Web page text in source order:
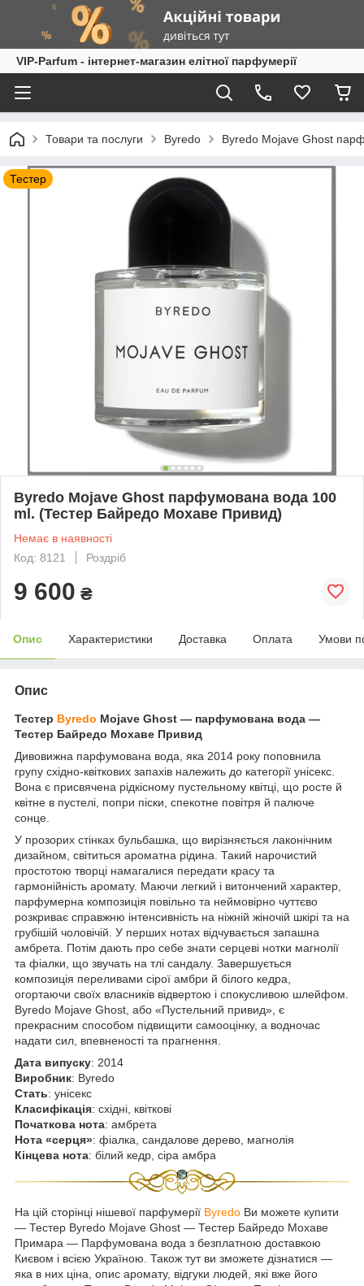
VIP-Parfum - інтернет-магазин елітної парфумерії
Товари та послуги Byredo Byredo Mojave Ghost
Тестер
Byredo Mojave Ghost парфумована вода 100
ml. (Тестер Байредо Мохаве Привид)
Немає в наявності
Код: 8121
Роздріб
9 600 ₴
Опис Характеристики Доставка Оплата Умови
Опис
Тестер Byredo Mojave Ghost — парфумована вода —
Тестер Байредо Мохаве Привид
Дивовижна парфумована вода, яка 2014 року поповнила
групу східно-квіткових запахів належить до категорії унісекс.
Вона є присвячена рідкісному пустельному квітці, що росте й
квітне в пустелі, попри піски, спекотне повітря й палюче
сонце.
У прозорих стінках бульбашка, що вирізняється лаконічним
дизайном, світиться ароматна рідина. Такий нарочистий
простотою творці намагалися передати красу та
гармонійність аромату. Маючи легкий і витончений характер,
парфумерна композиція повільно та неймовірно чуттєво
розкриває справжню інтенсивність на ніжній жіночій шкірі та на
грубішій чоловічій. У перших нотах відчувається запашна
амбрета. Потім дають про себе знати серцеві нотки магнолії
та фіалки, що звучать на тлі сандалу. Завершується
композиція переливами сірої амбри й білого кедра,
огортаючи своїх власників відвертою і спокусливою шлейфом.
Byredo Mojave Ghost, або «Пустельний привид», є
прекрасним способом підвищити самооцінку, а водночас
надати сил, впевненості та прагнення.
Дата випуску: 2014
Виробник: Byredo
Стать: унісекс
Класифікація: східні, квіткові
Початкова нота: амбрета
Нота «серця»: фіалка, сандалове дерево, магнолія
Кінцева нота: білий кедр, сіра амбра
На цій сторінці нішевої парфумерії Byredo Ви можете купити
― Тестер Byredo Mojave Ghost ― Тестер Байредо Мохаве
Примара — Парфумована вода з безплатною доставкою
Києвом і всією Україною. Також тут ви зможете дізнатися —
яка в них ціна, опис аромату, відгуки людей, які вже його